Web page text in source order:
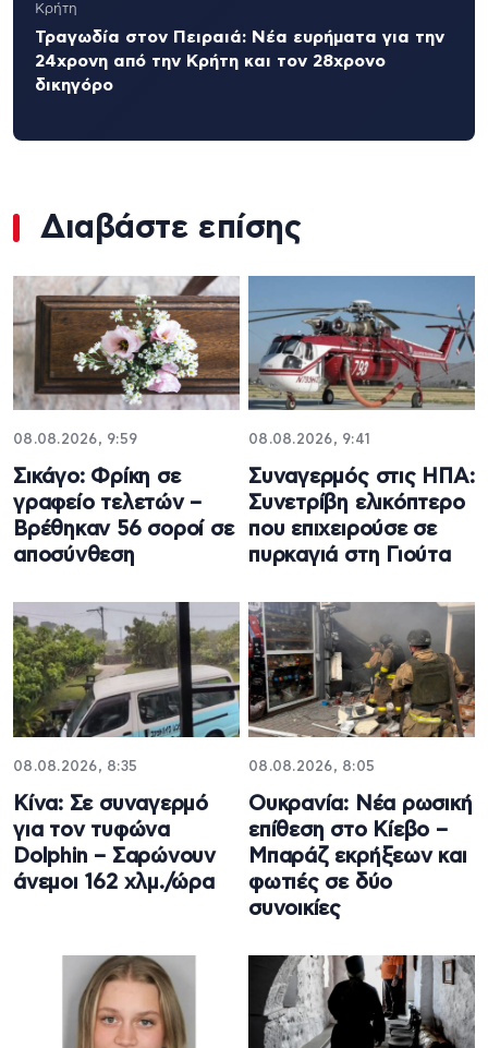
Κρήτη
Τραγωδία στον Πειραιά: Νέα ευρήματα για την
24χρονη από την Κρήτη και τον 28χρονο
δικηγόρο
Διαβάστε επίσης
08.08.2026, 9:59
Σικάγο: Φρίκη σε
γραφείο τελετών –
Βρέθηκαν 56 σοροί σε
αποσύνθεση
08.08.2026, 9:41
Συναγερμός στις ΗΠΑ:
Συνετρίβη ελικόπτερο
που επιχειρούσε σε
πυρκαγιά στη Γιούτα
08.08.2026, 8:35
Κίνα: Σε συναγερμό
για τον τυφώνα
Dolphin – Σαρώνουν
άνεμοι 162 χλμ./ώρα
08.08.2026, 8:05
Ουκρανία: Νέα ρωσική
επίθεση στο Κίεβο –
Μπαράζ εκρήξεων και
φωτιές σε δύο
συνοικίες